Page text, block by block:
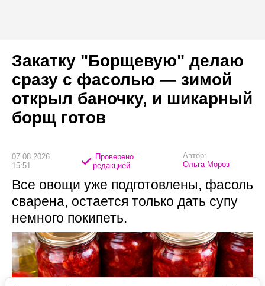
Закатку "Борщевую" делаю
сразу с фасолью — зимой
открыл баночку, и шикарный
борщ готов
07.08.2026
15:51
Проверено
редакцией
Автор:
Ольга Мороз
Все овощи уже подготовлены, фасоль
сварена, остается только дать супу
немного покипеть.